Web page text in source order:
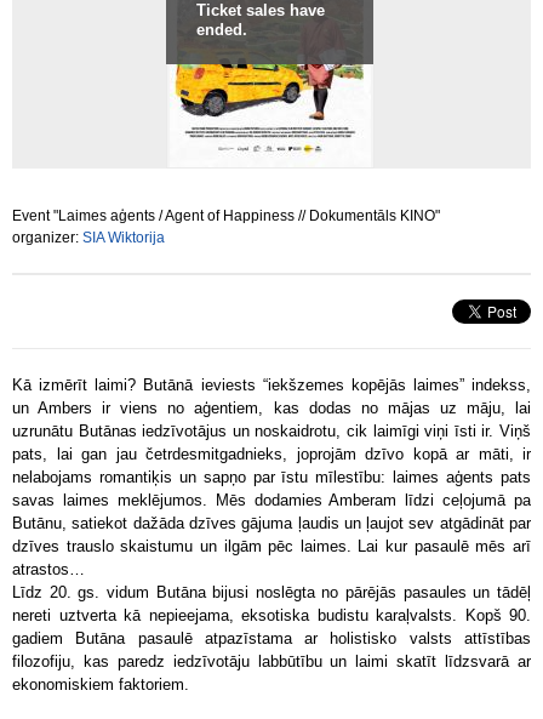
Ticket sales have
ended.
Event "Laimes aģents / Agent of Happiness // Dokumentāls KINO"
organizer: SIA Wiktorija
Kā izmērīt laimi? Butānā ieviests “iekšzemes kopējās laimes” indekss,
un Ambers ir viens no aģentiem, kas dodas no mājas uz māju, lai
uzrunātu Butānas iedzīvotājus un noskaidrotu, cik laimīgi viņi īsti ir. Viņš
pats, lai gan jau četrdesmitgadnieks, joprojām dzīvo kopā ar māti, ir
nelabojams romantiķis un sapņo par īstu mīlestību: laimes aģents pats
savas laimes meklējumos. Mēs dodamies Amberam līdzi ceļojumā pa
Butānu, satiekot dažāda dzīves gājuma ļaudis un ļaujot sev atgādināt par
dzīves trauslo skaistumu un ilgām pēc laimes. Lai kur pasaulē mēs arī
atrastos…
Līdz 20. gs. vidum Butāna bijusi noslēgta no pārējās pasaules un tādēļ
nereti uztverta kā nepieejama, eksotiska budistu karaļvalsts. Kopš 90.
gadiem Butāna pasaulē atpazīstama ar holistisko valsts attīstības
filozofiju, kas paredz iedzīvotāju labbūtību un laimi skatīt līdzsvarā ar
ekonomiskiem faktoriem.